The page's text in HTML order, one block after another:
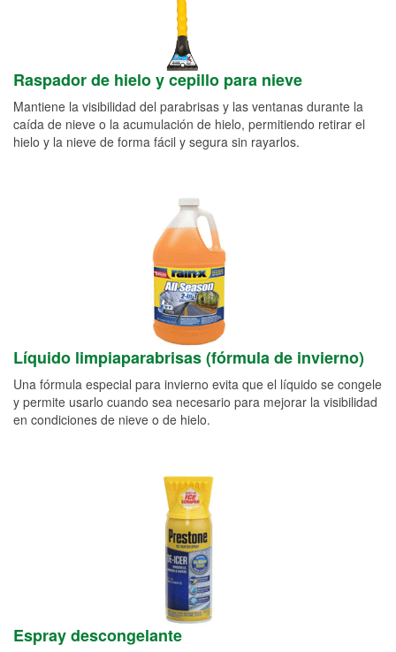
Raspador de hielo y cepillo para nieve
Mantiene la visibilidad del parabrisas y las ventanas durante la
caída de nieve o la acumulación de hielo, permitiendo retirar el
hielo y la nieve de forma fácil y segura sin rayarlos.
Líquido limpiaparabrisas (fórmula de invierno)
Una fórmula especial para invierno evita que el líquido se congele
y permite usarlo cuando sea necesario para mejorar la visibilidad
en condiciones de nieve o de hielo.
Espray descongelante